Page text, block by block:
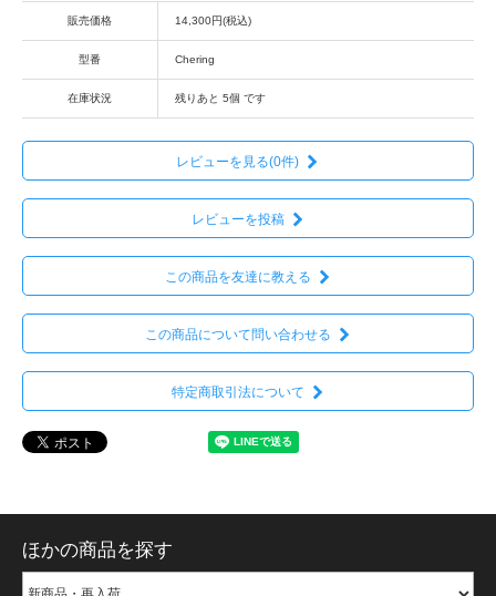
販売価格 14,300円(税込)
型番 Chering
在庫状況 残りあと 5個 です
レビューを見る(0件)
レビューを投稿
この商品を友達に教える
この商品について問い合わせる
特定商取引法について
ほかの商品を探す